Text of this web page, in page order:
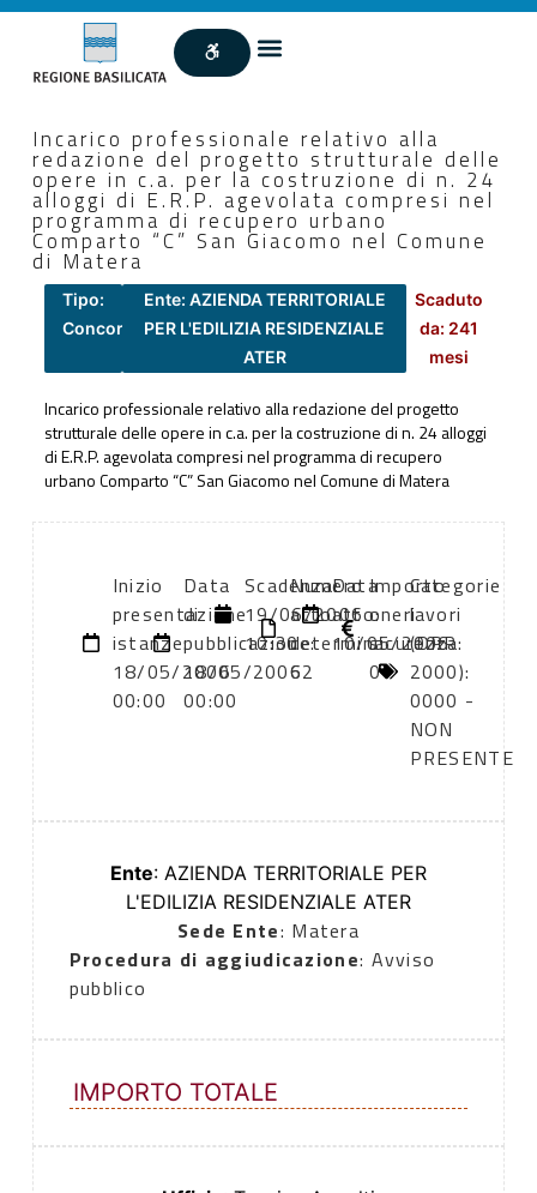
Incarico professionale relativo alla
redazione del progetto strutturale delle
opere in c.a. per la costruzione di n. 24
alloggi di E.R.P. agevolata compresi nel
programma di recupero urbano
Comparto “C” San Giacomo nel Comune
di Matera
Tipo:
Concorsi
Ente: AZIENDA TERRITORIALE
PER L'EDILIZIA RESIDENZIALE
ATER
Scaduto
da: 241
mesi
Incarico professionale relativo alla redazione del progetto
strutturale delle opere in c.a. per la costruzione di n. 24 alloggi
di E.R.P. agevolata compresi nel programma di recupero
urbano Comparto “C” San Giacomo nel Comune di Matera
Inizio
presentazione
istanze:
18/05/2006
00:00
Data
di
pubblicazione:
18/05/2006
00:00
Scadenza:
19/06/2006
10:30
Numero
atto:
determina
62
Data
atto:
10/05/2006
Importo
oneri
sicurezza:
0
Categorie
lavori
(DPR
2000):
0000 -
NON
PRESENTE
Ente: AZIENDA TERRITORIALE PER
L'EDILIZIA RESIDENZIALE ATER
Sede Ente: Matera
Procedura di aggiudicazione: Avviso
pubblico
IMPORTO TOTALE